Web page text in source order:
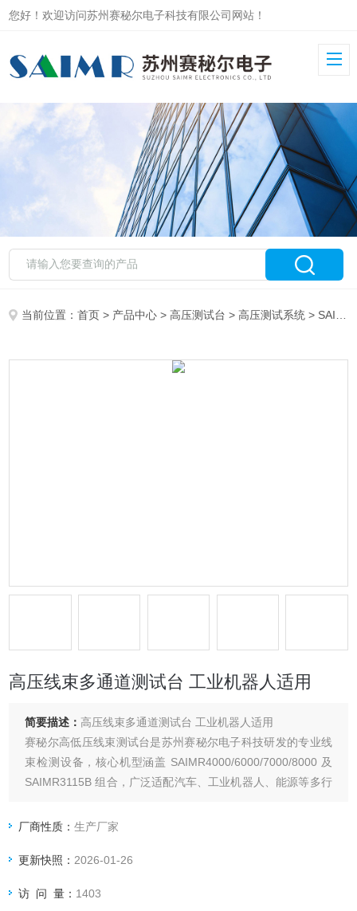
您好！欢迎访问苏州赛秘尔电子科技有限公司网站！
当前位置：首页 > 产品中心 >高压测试台 >高压测试系统 > SAIMR7000高压线束多通道测试台 工业机器人适用
高压线束多通道测试台 工业机器人适用
简要描述： 高压线束多通道测试台 工业机器人适用
赛秘尔高低压线束测试台是苏州赛秘尔电子科技研发的专业线
束检测设备，核心机型涵盖 SAIMR4000/6000/7000/8000 及
SAIMR3115B 组合，广泛适配汽车、工业机器人、能源等多行
厂商性质：生产厂家
更新快照： 2026-01-26
访 问 量： 1403